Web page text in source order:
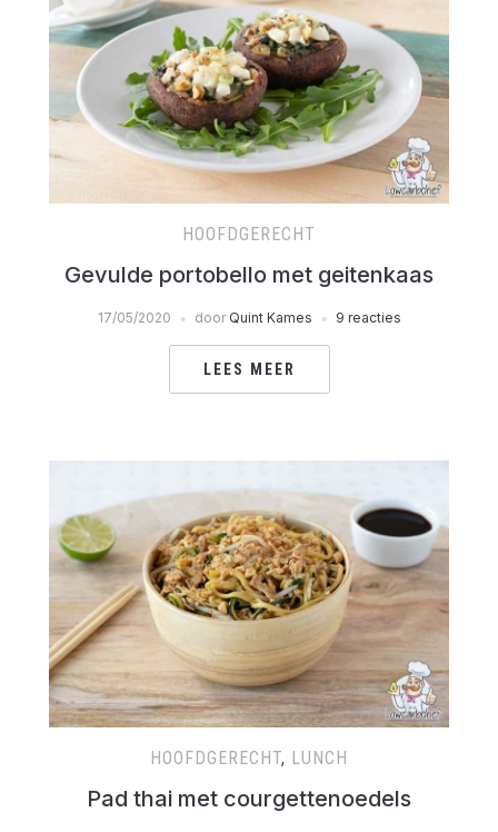
HOOFDGERECHT
Gevulde portobello met geitenkaas
17/05/2020 door Quint Kames 9 reacties
LEES MEER
HOOFDGERECHT, LUNCH
Pad thai met courgettenoedels